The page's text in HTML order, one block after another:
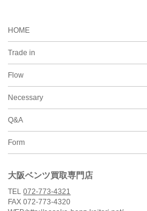
HOME
Trade in
Flow
Necessary
Q&A
Form
大阪ベンツ買取専門店
TEL072-773-4321
FAX 072-773-4320